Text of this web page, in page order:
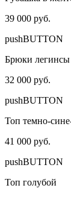
39 000 руб.
pushBUTTON
Брюки
32 000 руб.
pushBUTTON
Топ темно-
41 000 руб.
pushBUTTON
Топ голубой